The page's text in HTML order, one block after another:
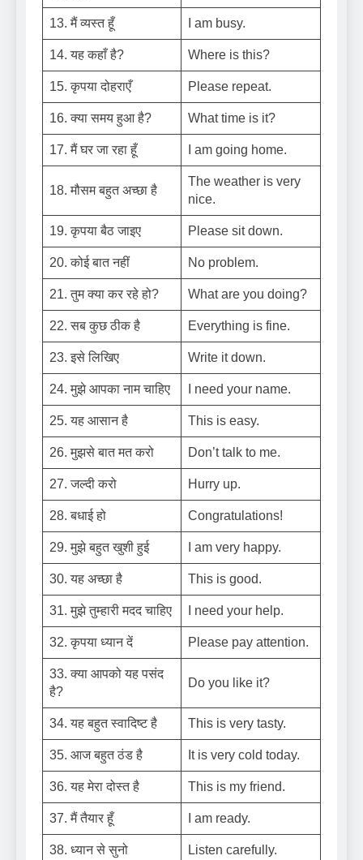
13. मैं व्यस्त हूँ I am busy.
14. यह कहाँ है? Where is this?
15. कृपया दोहराएँ Please repeat.
16. क्या समय हुआ है? What time is it?
17. मैं घर जा रहा हूँ I am going home.
18. मौसम बहुत अच्छा है
The weather is very
nice.
19. कृपया बैठ जाइए Please sit down.
20. कोई बात नहीं No problem.
21. तुम क्या कर रहे हो? What are you doing?
22. सब कुछ ठीक है Everything is fine.
23. इसे लिखिए Write it down.
24. मुझे आपका नाम चाहिए I need your name.
25. यह आसान है This is easy.
26. मुझसे बात मत करो Don’t talk to me.
27. जल्दी करो Hurry up.
28. बधाई हो Congratulations!
29. मुझे बहुत खुशी हुई I am very happy.
30. यह अच्छा है This is good.
31. मुझे तुम्हारी मदद चाहिए I need your help.
32. कृपया ध्यान दें Please pay attention.
33. क्या आपको यह पसंद
है?
Do you like it?
34. यह बहुत स्वादिष्ट है This is very tasty.
35. आज बहुत ठंड है It is very cold today.
36. यह मेरा दोस्त है This is my friend.
37. मैं तैयार हूँ I am ready.
38. ध्यान से सुनो Listen carefully.